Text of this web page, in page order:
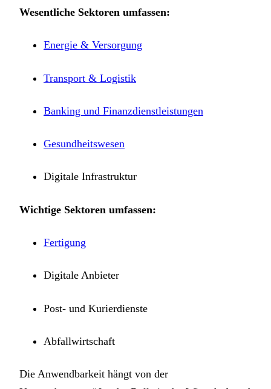
Wesentliche Sektoren umfassen:
Energie & Versorgung
Transport & Logistik
Banking und Finanzdienstleistungen
Gesundheitswesen
Digitale Infrastruktur
Wichtige Sektoren umfassen:
Fertigung
Digitale Anbieter
Post- und Kurierdienste
Abfallwirtschaft
Die Anwendbarkeit hängt von der